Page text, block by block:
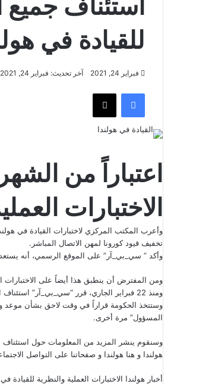
استئناف جميع
للقيادة في
فبراير 24, 2021 آخر تحديث: فبراير 24, 2021
فيسبوك ‫X
اعتباراً من
الاختبارات
تخفيف قيود كورونا لمهن الاتصال المباشر.
وأكد ” سي_بي_آر” على الموقع الرسمي، أنه يستعد الآن
ومن المفترض أن ينطبق هذا أيضاً على الاختبارات
ومنذ 22 فبراير الجاري، قرر “سي_بي_آر” استئناف الاختبارات العملية للتحكم في الدراجة البخارية والدراجات البخارية الصغيرة.
وستتخذ الحكومة قراراً في وقت لاحق بشأن موعد
المسؤول” مرة أخرى.
هولندا و هنا هولندا و صفحاتنا على التواصل
أخبار هولندا الاختبارات العملية والنظرية للقيادة